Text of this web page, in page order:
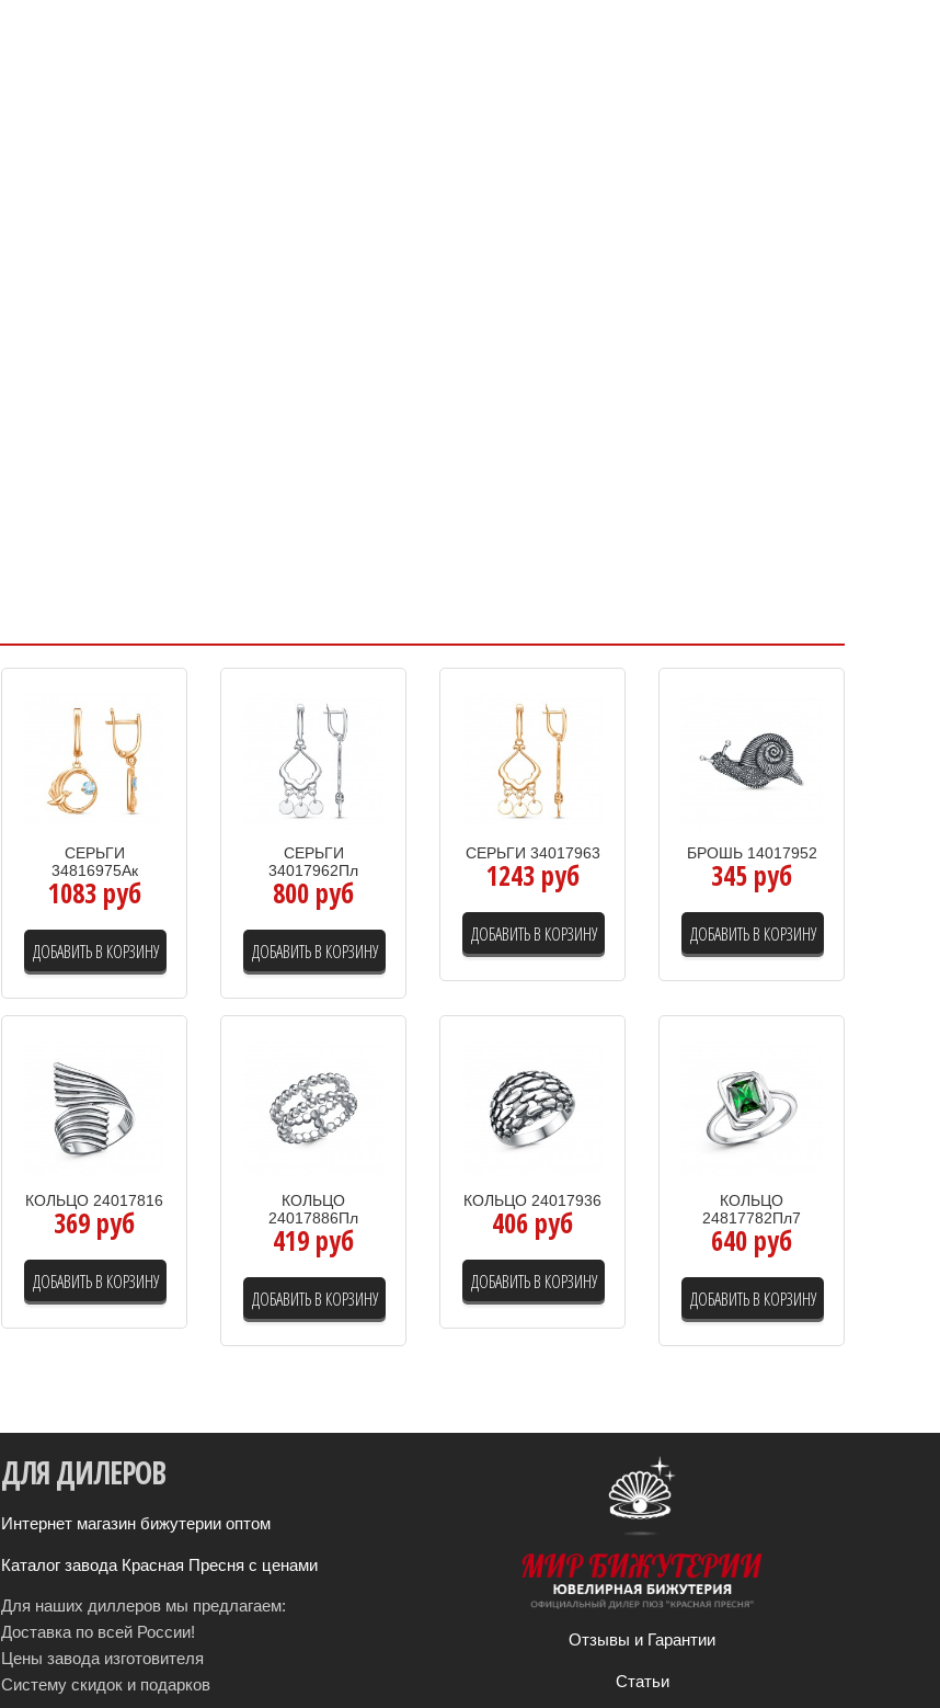
СЕРЬГИ
34816975Ак
1083 руб
ДОБАВИТЬ В КОРЗИНУ
СЕРЬГИ
34017962Пл
800 руб
ДОБАВИТЬ В КОРЗИНУ
СЕРЬГИ 34017963
1243 руб
ДОБАВИТЬ В КОРЗИНУ
БРОШЬ 14017952
345 руб
ДОБАВИТЬ В КОРЗИНУ
КОЛЬЦО 24017816
369 руб
ДОБАВИТЬ В КОРЗИНУ
КОЛЬЦО
24017886Пл
419 руб
ДОБАВИТЬ В КОРЗИНУ
КОЛЬЦО 24017936
406 руб
ДОБАВИТЬ В КОРЗИНУ
КОЛЬЦО
24817782Пл7
640 руб
ДОБАВИТЬ В КОРЗИНУ
ДЛЯДИЛЕРОВ
Интернет магазин бижутерии оптом
Каталог завода Красная Пресня с ценами
Для наших диллеров мы предлагаем:
Доставка по всей России!
Цены завода изготовителя
Систему скидок и подарков
Отзывы и Гарантии
Статьи